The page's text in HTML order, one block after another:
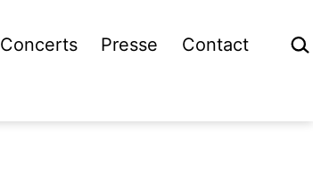
Concerts Presse Contact